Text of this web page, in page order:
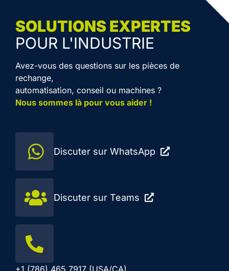
SOLUTIONS EXPERTES
POUR L'INDUSTRIE
Avez-vous des questions sur les pièces de
rechange,
automatisation, conseil ou machines ?
Nous sommes là pour vous aider !
Discuter sur WhatsApp
Discuter sur Teams
+1 (786) 465 7917 (USA/CA)